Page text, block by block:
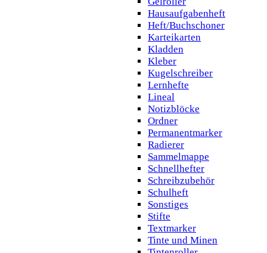
Hausaufgabenheft
Heft/Buchschoner
Karteikarten
Kladden
Kleber
Kugelschreiber
Lernhefte
Lineal
Notizblöcke
Ordner
Permanentmarker
Radierer
Sammelmappe
Schnellhefter
Schreibzubehör
Schulheft
Sonstiges
Stifte
Textmarker
Tinte und Minen